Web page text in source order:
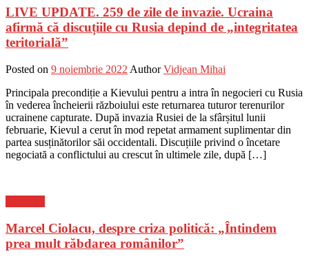
LIVE UPDATE. 259 de zile de invazie. Ucraina
afirmă că discuțiile cu Rusia depind de „integritatea
teritorială”
Posted on 9 noiembrie 2022 Author Vidjean Mihai
Principala precondiție a Kievului pentru a intra în negocieri cu Rusia
în vederea încheierii războiului este returnarea tuturor terenurilor
ucrainene capturate. După invazia Rusiei de la sfârșitul lunii
februarie, Kievul a cerut în mod repetat armament suplimentar din
partea susținătorilor săi occidentali. Discuțiile privind o încetare
negociată a conflictului au crescut în ultimele zile, după […]
Marcel Ciolacu, despre criza politică: „Întindem
prea mult răbdarea românilor”